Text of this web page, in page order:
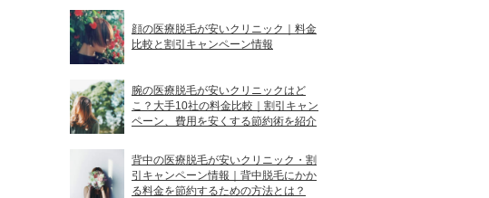
顔の医療脱毛が安いクリニック｜料金
比較と割引キャンペーン情報
腕の医療脱毛が安いクリニックはど
こ？大手10社の料金比較｜割引キャン
ペーン、費用を安くする節約術を紹介
背中の医療脱毛が安いクリニック・割
引キャンペーン情報｜背中脱毛にかか
る料金を節約するための方法とは？